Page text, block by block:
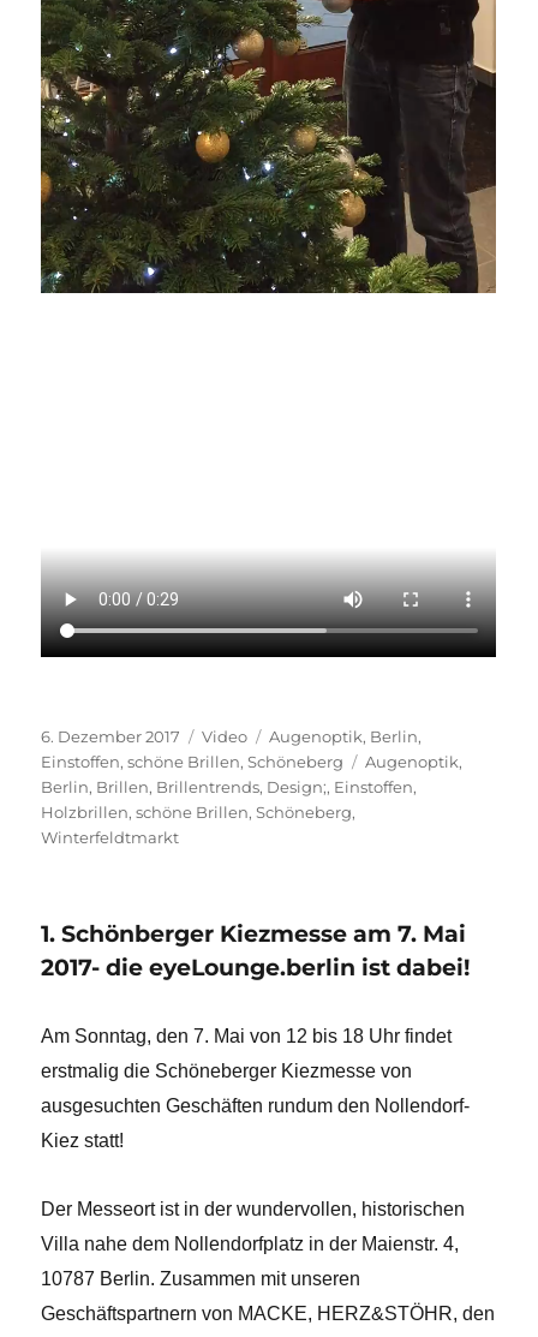
Veröffentlicht
am
6. Dezember 2017 Format
Video Kategorien
Augenoptik, Berlin,
Einstoffen,schöne Brillen,Schöneberg Schlagwörter
Augenoptik,
Berlin, Brillen, Brillentrends, Design;, Einstoffen,
Holzbrillen,schöne Brillen,Schöneberg,
Winterfeldtmarkt
1. Schönberger Kiezmesse am 7. Mai
2017- die eyeLounge.berlin ist dabei!
Am Sonntag, den 7. Mai von 12 bis 18 Uhr findet
erstmalig die Schöneberger Kiezmesse von
ausgesuchten Geschäften rundum den Nollendorf-
Kiez statt!
Der Messeort ist in der wundervollen, historischen
Villa nahe dem Nollendorfplatz in der Maienstr. 4,
10787 Berlin. Zusammen mit unseren
Geschäftspartnern von MACKE, HERZ&STÖHR, den